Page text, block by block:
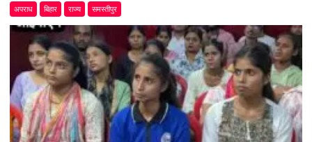
अपराध बिहार राज्य समस्तीपुर